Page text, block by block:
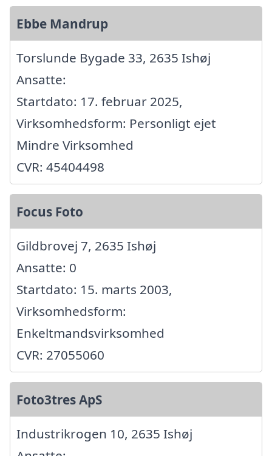
Ebbe Mandrup
Torslunde Bygade 33, 2635 Ishøj
Ansatte:
Startdato: 17. februar 2025,
Virksomhedsform: Personligt ejet
Mindre Virksomhed
CVR: 45404498
Focus Foto
Gildbrovej 7, 2635 Ishøj
Ansatte: 0
Startdato: 15. marts 2003,
Virksomhedsform:
Enkeltmandsvirksomhed
CVR: 27055060
Foto3tres ApS
Industrikrogen 10, 2635 Ishøj